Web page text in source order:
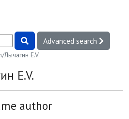
Advanced search
Лычагин E.V.
E.V.
author